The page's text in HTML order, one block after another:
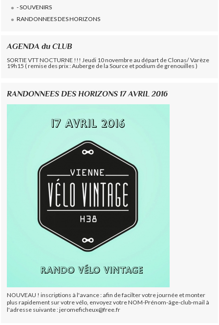
- SOUVENIRS
RANDONNEES DES HORIZONS
AGENDA du CLUB
SORTIE VTT NOCTURNE !!! Jeudi 10 novembre au départ de Clonas/ Varèze
19h15 ( remise des prix : Auberge de la Source et podium de grenouilles )
RANDONNEES DES HORIZONS 17 AVRIL 2016
NOUVEAU ! inscriptions à l'avance : afin de facilter votre journée et monter
plus rapidement sur votre vélo, envoyez votre NOM-Prénom-âge-club-mail à
l'adresse suivante : jeromeficheux@free.fr